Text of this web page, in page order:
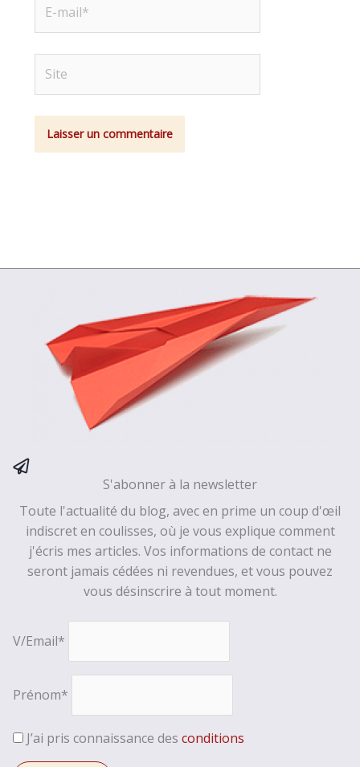
mail*
S'abonner à la newsletter
Toute l'actualité du blog, avec en prime un coup d'œil
indiscret en coulisses, où je vous explique comment
j'écris mes articles. Vos informations de contact ne
seront jamais cédées ni revendues, et vous pouvez
vous désinscrire à tout moment.
V/Email*
Prénom*
J’ai pris connaissance des conditions